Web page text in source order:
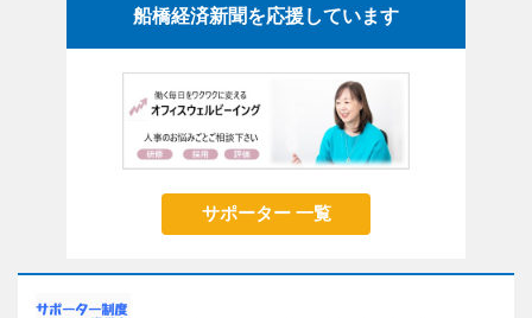
船橋経済新聞を応援しています
サポーター 一覧